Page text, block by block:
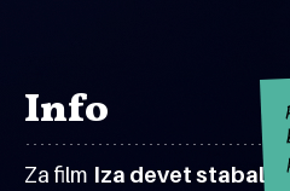
Info
Za film Iza devet stabala: